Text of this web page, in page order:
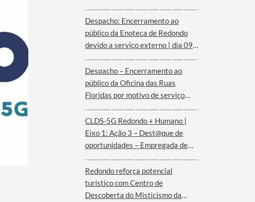
Despacho: Encerramento ao
público da Enoteca de Redondo
devido a serviço externo | dia 09
Despacho – Encerramento ao
público da Oficina das Ruas
Floridas por motivo de serviço
CLDS-5G Redondo + Humano |
Eixo 1: Ação 3 – Dest@que de
oportunidades – Empregada de
Paulo – Serra d´Ossa)
Redondo reforça potencial
turístico com Centro de
Descoberta do Misticismo da